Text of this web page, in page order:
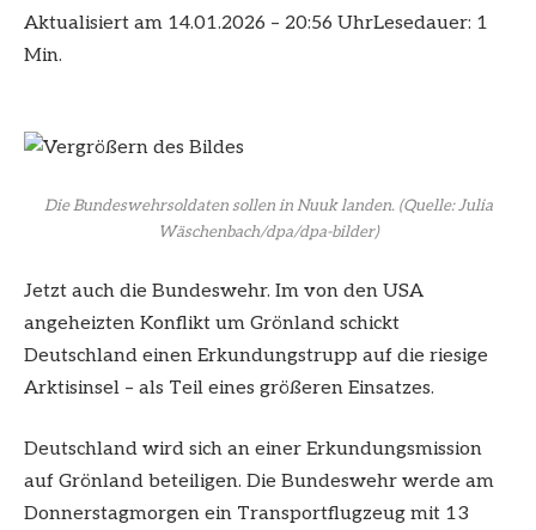
Aktualisiert am 14.01.2026 – 20:56 UhrLesedauer: 1
Min.
Die Bundeswehrsoldaten sollen in Nuuk landen.(Quelle: Julia
Wäschenbach/dpa/dpa-bilder)
Jetzt auch die Bundeswehr. Im von den USA
angeheizten Konflikt um Grönland schickt
Deutschland einen Erkundungstrupp auf die riesige
Arktisinsel – als Teil eines größeren Einsatzes.
Deutschland wird sich an einer Erkundungsmission
auf Grönland beteiligen. Die Bundeswehr werde am
Donnerstagmorgen ein Transportflugzeug mit 13